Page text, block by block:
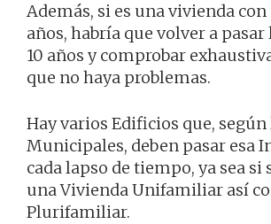
Además, si es una vivienda con
años, habría que volver a pasar
10 años y comprobar
que no haya problemas.
Hay varios Edificios que, según
Municipales, deben pasar esa
cada lapso de tiempo, ya sea si
una Vivienda Unifamiliar así
Plurifamiliar.